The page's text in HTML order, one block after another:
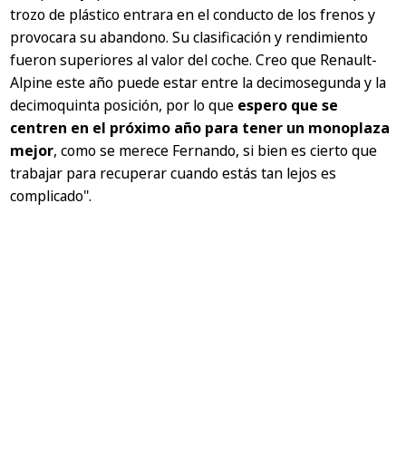
trozo de plástico entrara en el conducto de los frenos y
provocara su abandono. Su clasificación y rendimiento
fueron superiores al valor del coche. Creo que Renault-
Alpine este año puede estar entre la decimosegunda y la
decimoquinta posición, por lo que espero que se
centren en el próximo año para tener un monoplaza
mejor, como se merece Fernando, si bien es cierto que
trabajar para recuperar cuando estás tan lejos es
complicado".